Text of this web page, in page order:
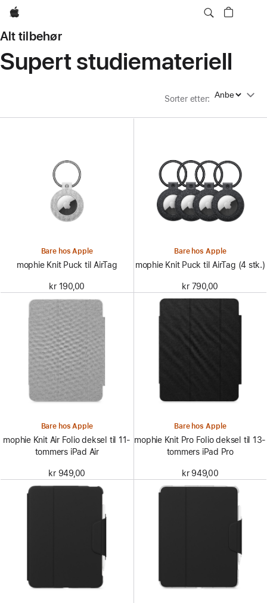
Apple
Alt tilbehør
Supert studiemateriell
Sorter etter: Sorter etter
Bare hos Apple
mophie Knit Puck til AirTag
kr 190,00
Bare hos Apple
mophie Knit Puck til AirTag (4 stk.)
kr 790,00
Bare hos Apple
mophie Knit Air Folio deksel til 11-
tommers iPad Air
kr 949,00
Bare hos Apple
mophie Knit Pro Folio deksel til 13-
tommers iPad Pro
kr 949,00